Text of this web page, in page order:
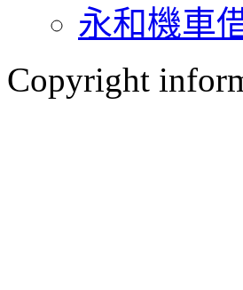
永和機車
Copyright